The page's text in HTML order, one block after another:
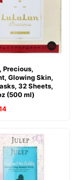
Precious,
Glowing Skin,
32 Sheets,
(500 ml)